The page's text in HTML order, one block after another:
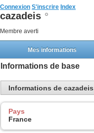
Connexion S'inscrire Index
cazadeis
Membre averti
Mes informations
Informations de base
Informations de cazadeis
Pays
France